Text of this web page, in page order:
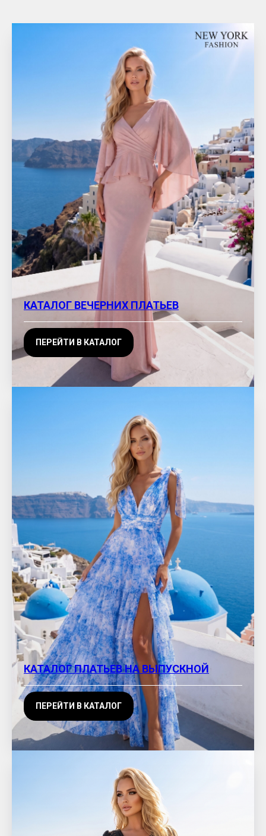
КАТАЛОГ ВЕЧЕРНИХ ПЛАТЬЕВ
ПЕРЕЙТИ В КАТАЛОГ
КАТАЛОГ ПЛАТЬЕВ НА ВЫПУСКНОЙ
ПЕРЕЙТИ В КАТАЛОГ